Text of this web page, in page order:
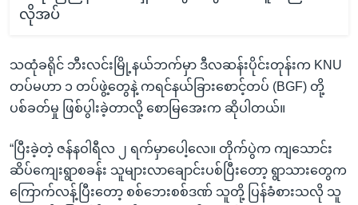
လိုအပ်
သထုံခရိုင် ဘီးလင်းမြို့နယ်ဘက်မှာ ဒီလဆန်းပိုင်းတုန်းက KNU
တပ်မဟာ ၁ တပ်ဖွဲ့တွေနဲ့ ကရင်နယ်ခြားစောင့်တပ် (BGF) တို့
ပစ်ခတ်မှု ဖြစ်ပွါးခဲ့တာလို့ စောမြအေးက ဆိုပါတယ်။
“ပြီးခဲ့တဲ့ ဇန်နဝါရီလ ၂ ရက်မှာပေါ့လေ။ တိုက်ပွဲက ကျသောင်း
ဆိပ်ကျေးရွာစခန်း သူများလာချောင်းပစ်ပြီးတော့ ရွာသားတွေက
ကြောက်လန့်ပြီးတော့ စစ်ဘေးစစ်ဒဏ် သူတို့ ပြန်ခံစားသလို သူ